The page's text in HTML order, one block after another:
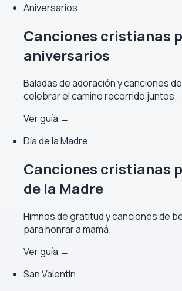
Aniversarios
Canciones cristianas
aniversarios
Baladas de adoración y canciones
celebrar el camino recorrido juntos.
Ver guía →
Día de la Madre
Canciones cristianas
de la Madre
Himnos de gratitud y canciones de
para honrar a mamá.
Ver guía →
San Valentín